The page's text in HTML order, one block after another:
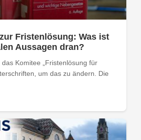
Fristenlösung: Was ist
Aussagen dran?
Komitee „Fristenlösung für
um das zu ändern. Die